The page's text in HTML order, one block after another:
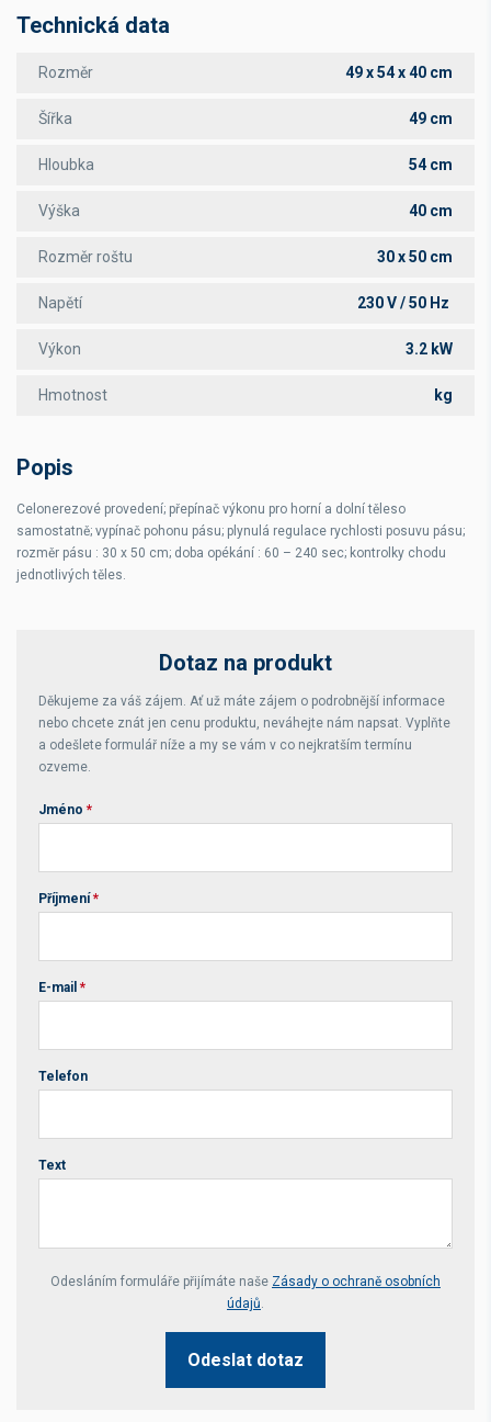
Technická data
Rozměr 49 x 54 x 40 cm
Šířka 49 cm
Hloubka 54 cm
Výška 40 cm
Rozměr roštu 30 x 50 cm
Napětí 230 V / 50 Hz
Výkon 3.2 kW
Hmotnost kg
Popis
Celonerezové provedení; přepínač výkonu pro horní a dolní těleso
samostatně; vypínač pohonu pásu; plynulá regulace rychlosti posuvu pásu;
rozměr pásu : 30 x 50 cm; doba opékání : 60 – 240 sec; kontrolky chodu
jednotlivých těles.
Dotaz na produkt
Děkujeme za váš zájem. Ať už máte zájem o podrobnější informace
nebo chcete znát jen cenu produktu, neváhejte nám napsat. Vyplňte
a odešlete formulář níže a my se vám v co nejkratším termínu
ozveme.
Jméno *
Příjmení *
E-mail *
Telefon
Text
Your website *
Odesláním formuláře přijímáte naše Zásady o ochraně osobních
údajů.
Odeslat dotaz